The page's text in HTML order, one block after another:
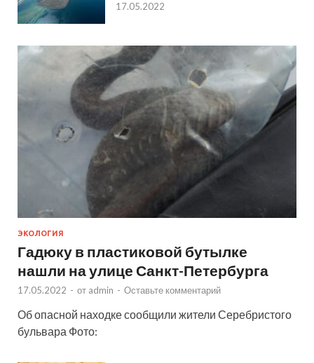
17.05.2022
ЭКОЛОГИЯ
Гадюку в пластиковой бутылке
нашли на улице Санкт-Петербурга
17.05.2022 - от admin - Оставьте комментарий
Об опасной находке сообщили жители Серебристого
бульвара Фото: